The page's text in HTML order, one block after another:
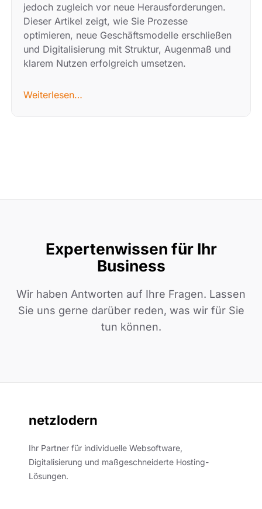
jedoch zugleich vor neue Herausforderungen.
Dieser Artikel zeigt, wie Sie Prozesse
optimieren, neue Geschäftsmodelle erschließen
und Digitalisierung mit Struktur, Augenmaß und
klarem Nutzen erfolgreich umsetzen.
Weiterlesen…
Expertenwissen für Ihr
Business
Wir haben Antworten auf Ihre Fragen. Lassen
Sie uns gerne darüber reden, was wir für Sie
tun können.
netzlodern
Ihr Partner für individuelle Websoftware,
Digitalisierung und maßgeschneiderte Hosting-
Lösungen.